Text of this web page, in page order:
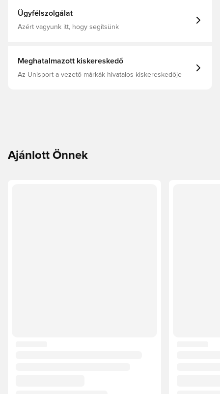
Ügyfélszolgálat
Azért vagyunk itt, hogy segítsünk
Meghatalmazott kiskereskedő
Az Unisport a vezető márkák hivatalos kiskereskedője
Ajánlott Önnek